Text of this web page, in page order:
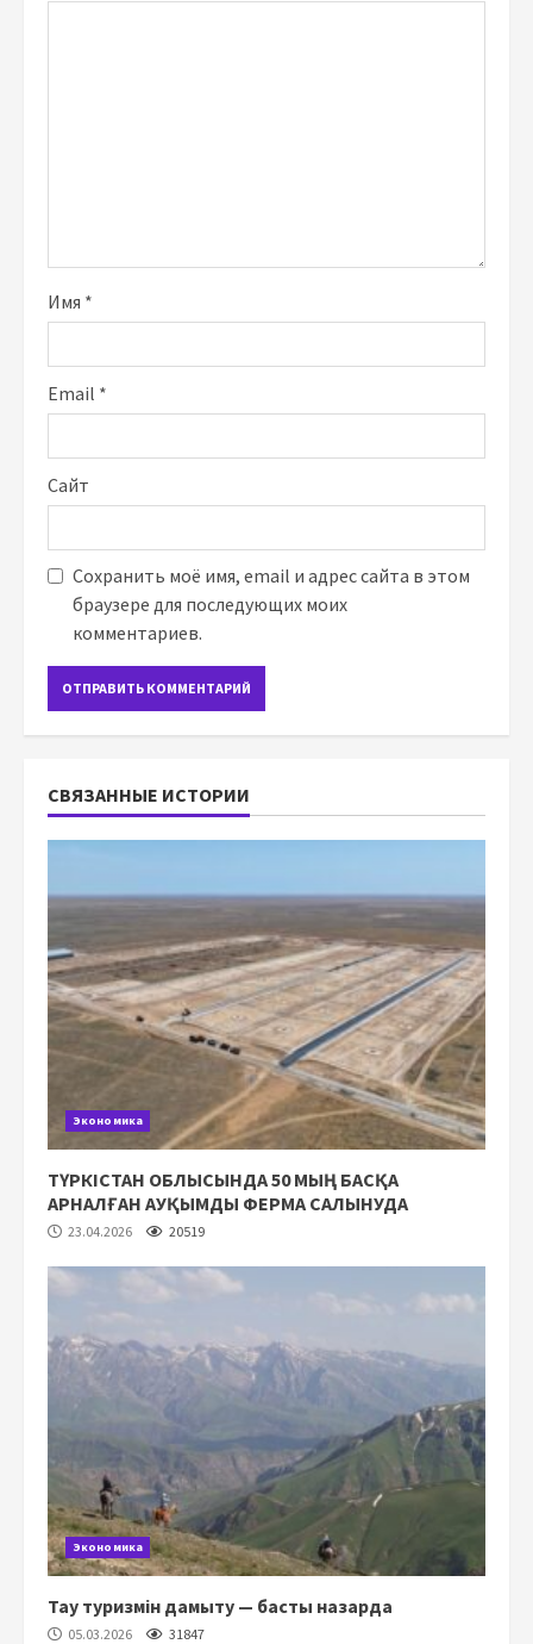
Имя *
Email *
Сайт
Сохранить моё имя, email и адрес сайта в этом
браузере для последующих моих
комментариев.
СВЯЗАННЫЕ ИСТОРИИ
Экономика
ТҮРКІСТАН ОБЛЫСЫНДА 50 МЫҢ БАСҚА
АРНАЛҒАН АУҚЫМДЫ ФЕРМА САЛЫНУДА
23.04.2026 20519
Экономика
Тау туризмін дамыту — басты назарда
05.03.2026 31847